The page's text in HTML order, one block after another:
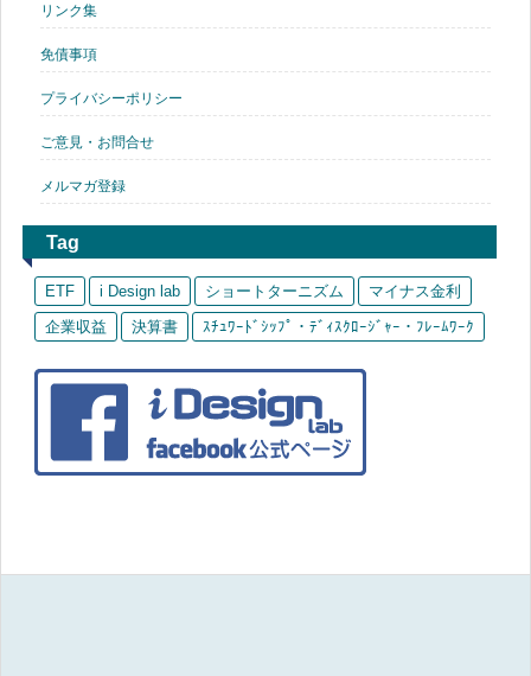
リンク集
免債事項
プライバシーポリシー
ご意見・お問合せ
メルマガ登録
Tag
ETF i Design lab ショートターニズム
マイナス金利
企業収益
決算書 ｽﾁｭﾜｰﾄﾞｼｯﾌﾟ・ﾃﾞｨｽｸﾛｰｼﾞｬｰ・ﾌﾚｰﾑﾜｰｸ